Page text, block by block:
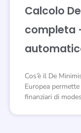
Calcolo
completa
Cos’è il De
Europea
finanziari di